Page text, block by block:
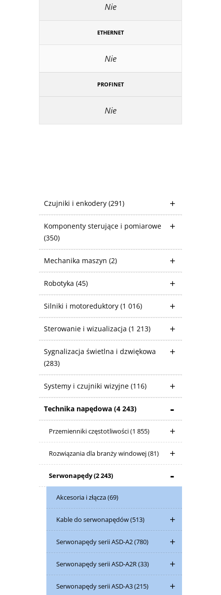
Czujniki i enkodery (291)
Komponenty sterujące i pomiarowe
(350)
Mechanika maszyn (2)
Robotyka (45)
Silniki i motoreduktory (1 016)
Sterowanie i wizualizacja (1 213)
Sygnalizacja świetlna i dzwiękowa
(283)
Systemy i czujniki wizyjne (116)
Technika napędowa (4 243)
Przemienniki częstotliwości(1 855)
Rozwiązania dla branży windowej(81)
Serwonapędy(2 243)
Akcesoria i złącza(69)
Kable do serwonapędów(513)
Serwonapędy serii ASD-A2(780)
Serwonapędy serii ASD-A2R(33)
Serwonapędy serii ASD-A3(215)
Nie
ETHERNET
Nie
PROFINET
Nie